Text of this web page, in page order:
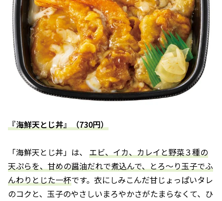
『海鮮天とじ丼』（730円）
「海鮮天とじ丼」は、 エビ、イカ、カレイと野菜３種の
天ぷらを、甘めの醤油だれで煮込んで、とろ〜り玉子でふ
んわりとじた一杯です。衣にしみこんだ甘じょっぱいタレ
のコクと、玉子のやさしいまろやかさがたまらなくて、ひ